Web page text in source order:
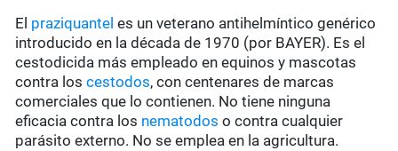
El praziquantel es un veterano antihelmíntico genérico
introducido en la década de 1970 (por BAYER). Es el
cestodicida más empleado en equinos y mascotas
contra loscestodos, con centenares de marcas
comerciales que lo contienen. No tiene ninguna
eficacia contra los nematodos o contra cualquier
parásito externo. No se emplea en la agricultura.